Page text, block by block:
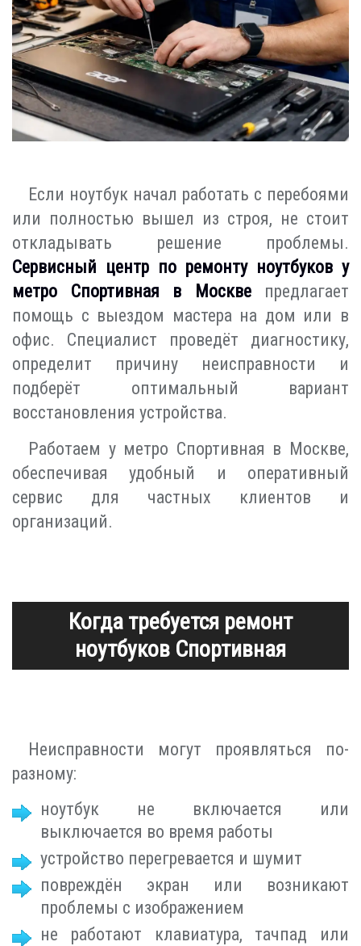
Если ноутбук начал работать с перебоями
или полностью вышел из строя, не стоит
откладывать решение проблемы.
Сервисный центр по ремонту ноутбуков у
метро Спортивная в Москвепредлагает
помощь с выездом мастера на дом или в
офис. Специалист проведёт диагностику,
определит причину неисправности и
подберёт оптимальный вариант
восстановления устройства.
Работаем у метро Спортивная в Москве,
обеспечивая удобный и оперативный
сервис для частных клиентов и
организаций.
Когда требуется ремонт
ноутбуков Спортивная
Неисправности могут проявляться по-
разному:
ноутбук не включается или
выключается во время работы
устройство перегревается и шумит
повреждён экран или возникают
проблемы с изображением
не работают клавиатура, тачпад или